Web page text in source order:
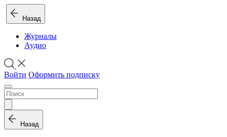
Назад
Журналы
Аудио
Войти Оформить подписку
Назад